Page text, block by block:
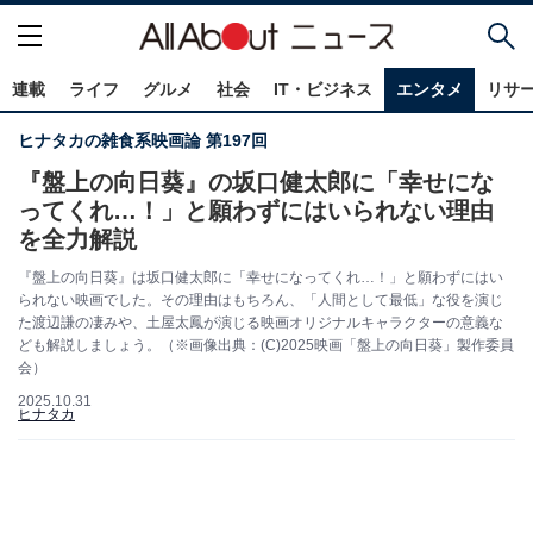
連載 ライフ グルメ 社会 IT・ビジネス エンタメ リサ
ヒナタカの雑食系映画論 第197回
『盤上の向日葵』の坂口健太郎に「幸せにな
ってくれ…！」と願わずにはいられない理由
を全力解説
『盤上の向日葵』は坂口健太郎に「幸せになってくれ…！」と願わずにはい
られない映画でした。その理由はもちろん、「人間として最低」な役を演じ
た渡辺謙の凄みや、土屋太鳳が演じる映画オリジナルキャラクターの意義な
ども解説しましょう。（※画像出典：(C)2025映画「盤上の向日葵」製作委員
会）
2025.10.31
ヒナタカ